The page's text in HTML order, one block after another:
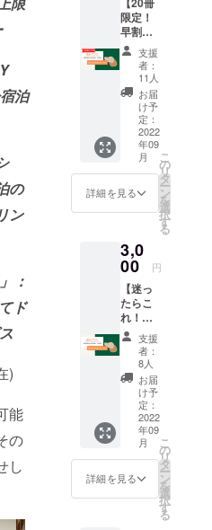
泊
の
ン
：
ド
)
能
の
し
は、 ・
北海道
「ONS
EN
RYOKA
N 由縁
札幌」
(宿泊券)
・京都
「KAG
」(宿泊
割引券)
「THE
BOLY
OSAKA
」(宿泊
割引券)
・石川
県「ホ
テルパ
フィッ
ク金
沢」(ド
リンク
サービ
ス券) ・
「toggl
e
ジ本文
をご確
認くだ
さい
限定！
早割基
本プラ
ン！】
通常
3000円
の基本
プラン
を、限
定20冊
で2500
円とさ
せてい
ただき
ます。
の方は
お早め
に！ ・
旅行雑
誌
Folte.1
冊 ・デ
ジタル
版(pdf
版) ・お
礼の手
誌に加
え、
Folte.の
情報を
旅行先
支援
者：
11人
お届
け予
定：
2022
年09
月
詳細を見る
こ
の
リ
タ
ー
ン
を
選
択
す
る
3,0
00 円
【迷っ
たらこ
れ！基
本プラ
ン！】
・旅行
雑誌
Folte.1
冊 ・デ
ジタル
版(pdf
版) ・お
礼の手
紙 紙雑
誌に加
え、
支援
者：
8人
お届
け予
定：
2022
年09
月
詳細を見る
こ
の
リ
タ
ー
ン
を
選
択
す
る